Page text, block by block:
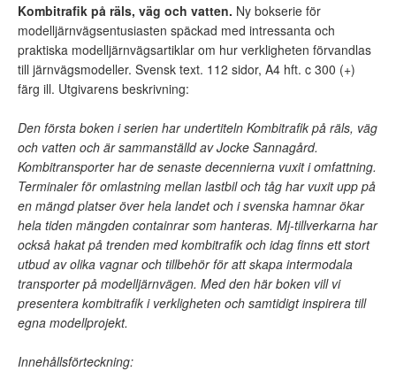
Kombitrafik på räls, väg och vatten. Ny bokserie för
modelljärnvägsentusiasten späckad med intressanta och
praktiska modelljärnvägsartiklar om hur verkligheten förvandlas
till järnvägsmodeller. Svensk text. 112 sidor, A4 hft. c 300 (+)
färg ill. Utgivarens beskrivning:
Den första boken i serien har undertiteln Kombitrafik på räls, väg
och vatten och är sammanställd av Jocke Sannagård.
Kombitransporter har de senaste decennierna vuxit i omfattning.
Terminaler för omlastning mellan lastbil och tåg har vuxit upp på
en mängd platser över hela landet och i svenska hamnar ökar
hela tiden mängden containrar som hanteras. Mj-tillverkarna har
också hakat på trenden med kombitrafik och idag finns ett stort
utbud av olika vagnar och tillbehör för att skapa intermodala
transporter på modelljärnvägen. Med den här boken vill vi
presentera kombitrafik i verkligheten och samtidigt inspirera till
egna modellprojekt.
Innehållsförteckning: